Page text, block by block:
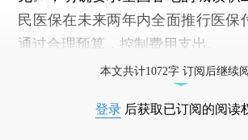
民医保在未来两年内全面推行医保
通过合理预算，控制费用支出。
本文共计1072字 订阅后继续
登录 后获取已订阅的阅读